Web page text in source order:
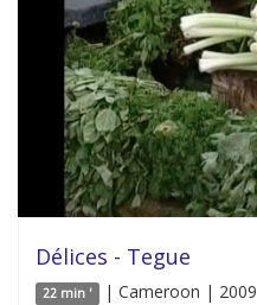
Délices - Tegue
22 min ' | Cameroon | 2009